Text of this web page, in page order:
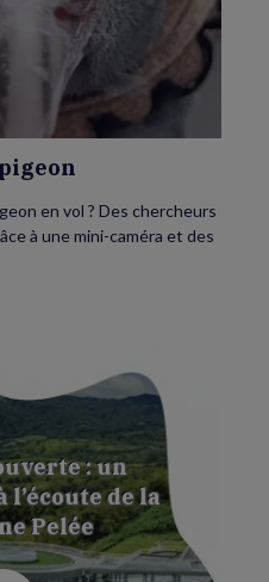
en vol ? Des chercheurs
à une mini-caméra et des
: un
de la
Pelée